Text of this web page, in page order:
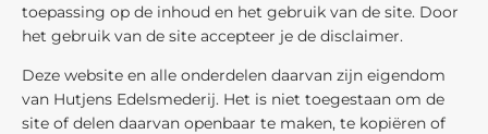
toepassing op de inhoud en het gebruik van de site. Door
het gebruik van de site accepteer je de disclaimer.
Deze website en alle onderdelen daarvan zijn eigendom
van Hutjens Edelsmederij. Het is niet toegestaan om de
site of delen daarvan openbaar te maken, te kopiëren of